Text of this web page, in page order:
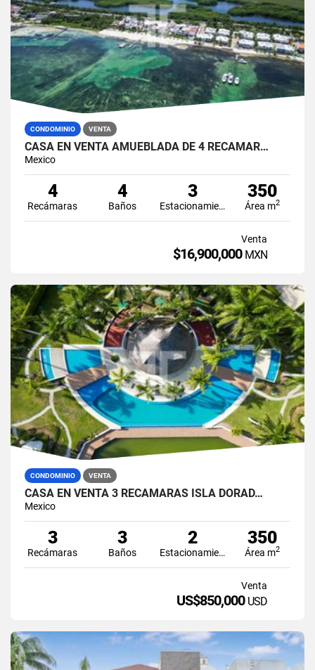
CONDOMINIO VENTA
CASA EN VENTA AMUEBLADA DE 4 RECÁMAR…
Mexico
4
Recámaras
4
Baños
3
Estacionamiento
350
Área m2
Venta
$16,900,000 MXN
CONDOMINIO VENTA
CASA EN VENTA 3 RECÁMARAS ISLA DORAD…
Mexico
3
Recámaras
3
Baños
2
Estacionamiento
350
Área m2
Venta
US$850,000 USD